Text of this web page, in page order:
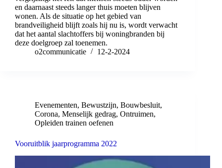
en daarnaast steeds langer thuis moeten blijven
wonen. Als de situatie op het gebied van
brandveiligheid blijft zoals hij nu is, wordt verwacht
dat het aantal slachtoffers bij woningbranden bij
deze doelgroep zal toenemen.
o2communicatie
12-2-2024
Evenementen, Bewustzijn, Bouwbesluit,
Corona, Menselijk gedrag, Ontruimen,
Opleiden trainen oefenen
Vooruitblik jaarprogramma 2022